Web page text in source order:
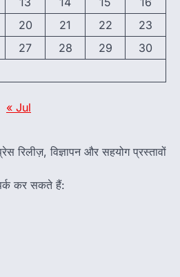
20 21 22
23
27 28 29
30
« Jul
रिलीज़, विज्ञापन और सहयोग प्रस्तावों
कर सकते हैं: